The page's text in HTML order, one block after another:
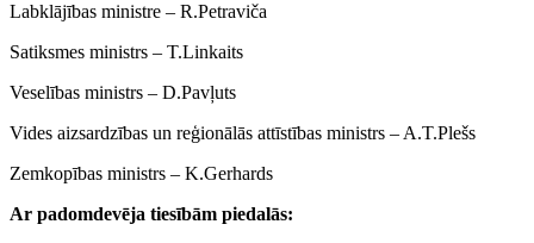
Labklājības ministre ‒ R.Petraviča
Satiksmes ministrs ‒ T.Linkaits
Veselības ministrs ‒ D.Pavļuts
Vides aizsardzības un reģionālās attīstības ministrs ‒ A.T.Plešs
Zemkopības ministrs ‒ K.Gerhards
Ar padomdevēja tiesībām piedalās: